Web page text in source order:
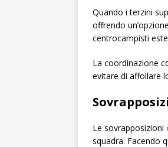
Quando i terzini
offrendo
centrocampisti
La coordinazione
evitare di affollare
Le sovrapposizioni
squadra. Facendo